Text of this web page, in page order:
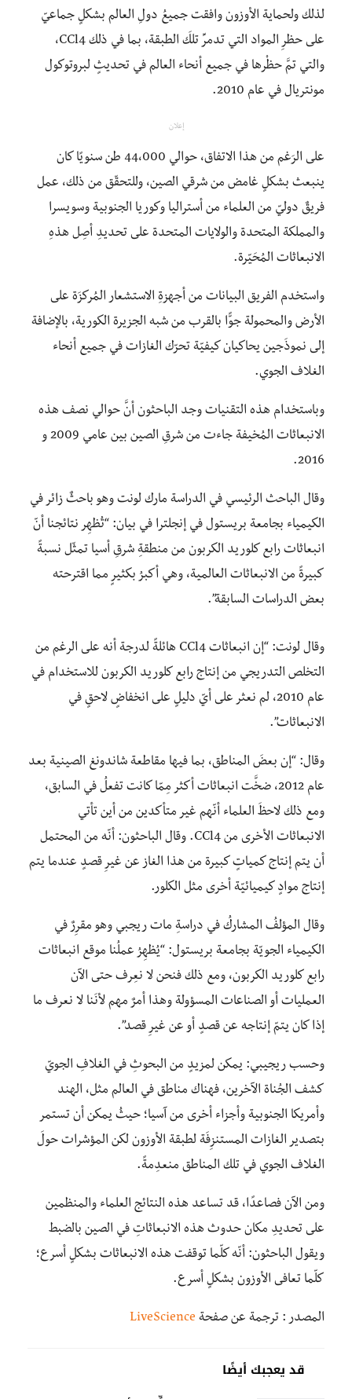
لذلك ولحماية الأوزون وافقت جميعُ دولِ العالم بشكلٍ جماعيّ
على حظرِ المواد التي تدمرِّ تلكَ الطبقة، بما في ذلك CCl4،
والتي تمَّ حظْرها في جميع أنحاء العالم في تحديثٍ لبروتوكول
مونتريال في عام 2010.
إعلان
على الرَغم من هذا الاتفاق، حوالي 44،000 طن سنويًا كان
ينبعث بشكلٍ غامض من شرقي الصين، وللتحقّق من ذلك، عمل
فريقٌ دوليّ من العلماء من أستراليا وكوريا الجنوبية وسويسرا
والمملكة المتحدة والولايات المتحدة على تحديدِ أصِل هذهِ
الانبعاثات المُحَيّرة.
واستخدم الفريق البيانات من أجهزةِ الاستشعار المُركزَة على
الأرض والمحمولة جوًّا بالقرب من شبه الجزيرة الكورية، بالإضافة
إلى نموذَجين يحاكيان كيفيّة تحرّك الغازات في جميع أنحاء
الغلاف الجوي.
وباستخدام هذه التقنيات وجد الباحثون أنَّ حوالي نصف هذه
الانبعاثات المُخيفة جاءت من شرقِ الصين بين عامي 2009 و
2016.
وقال الباحث الرئيسي في الدراسة مارك لونت وهو باحثٌ زائر في
الكيمياء بجامعة بريستول في إنجلترا في بيان: “تُظهِر نتائجنا أنّ
انبعاثات رابع كلوريد الكربون من منطقةِ شرقِ أسيا تمثّل نسبةً
كبيرةً من الانبعاثات العالمية، وهي أكبرُ بكثيرٍ مما اقترحته
بعض الدراسات السابقة”.
وقال لونت: “إن انبعاثات CCl4 هائلةً لدرجة أنه على الرغم من
التخلص التدريجي من إنتاج رابع كلوريد الكربون للاستخدام في
عام 2010، لم نعثر على أيّ دليلٍ على انخفاضٍ لاحقٍ في
الانبعاثات”.
وقال: “إن بعضَ المناطق، بما فيها مقاطعة شاندونغ الصينية بعد
عام 2012، ضخَّت انبعاثات أكثر مِمّا كانت تفعلُ في السابق،
ومع ذلك لاحظَ العلماء أنّهم غير متأكدين من أين تأتي
الانبعاثات الأخرى من CCl4. وقال الباحثون: أنّه من المحتمل
أن يتم إنتاج كمياتٍ كبيرة من هذا الغاز عن غيرِ قصدٍ عندما يتم
إنتاج موادٍ كيميائيّة أخرى مثل الكلور.
وقال المؤلفُ المشاركُ في دراسةِ مات ريجبي وهو مقرِرٌ في
الكيمياء الجويّة بجامعة بريستول: “يُظهِرُ عملُنا موقع انبعاثات
رابع كلوريد الكربون، ومع ذلك فنحن لا نعِرف حتى الآن
العمليات أو الصناعات المسؤولة وهذا أمرٌ مهم لأنَنا لا نعرف ما
إذا كان يتمّ إنتاجه عن قصدٍ أو عن غيرِ قصد”.
وحسب ريجيبي: يمكن لمزيدٍ من البحوثِ في الغلافِ الجويّ
كشف الجُناة الآخرين، فهناك مناطق في العالم مثل، الهند
وأمريكا الجنوبية وأجزاء أخرى من آسيا؛ حيثُ يمكن أن تستمر
بتصدير الغازات المستنزِفَة لطبقة الأوزون لكن المؤشرات حولَ
الغلاف الجوي في تلك المناطق منعدِمةً.
ومن الآن فصاعدًا، قد تساعد هذه النتائج العلماء والمنظمين
على تحديدِ مكان حدوث هذه الانبعاثاتِ في الصين بالضبط
ويقول الباحثون: أنّه كلّما توقفت هذه الانبعاثات بشكلٍ أسرع؛
كلّما تعافى الأوزون بشكلٍ أسرع.
المصدر : ترجمة عن صفحة LiveScience
قد يعجبك أيضًا